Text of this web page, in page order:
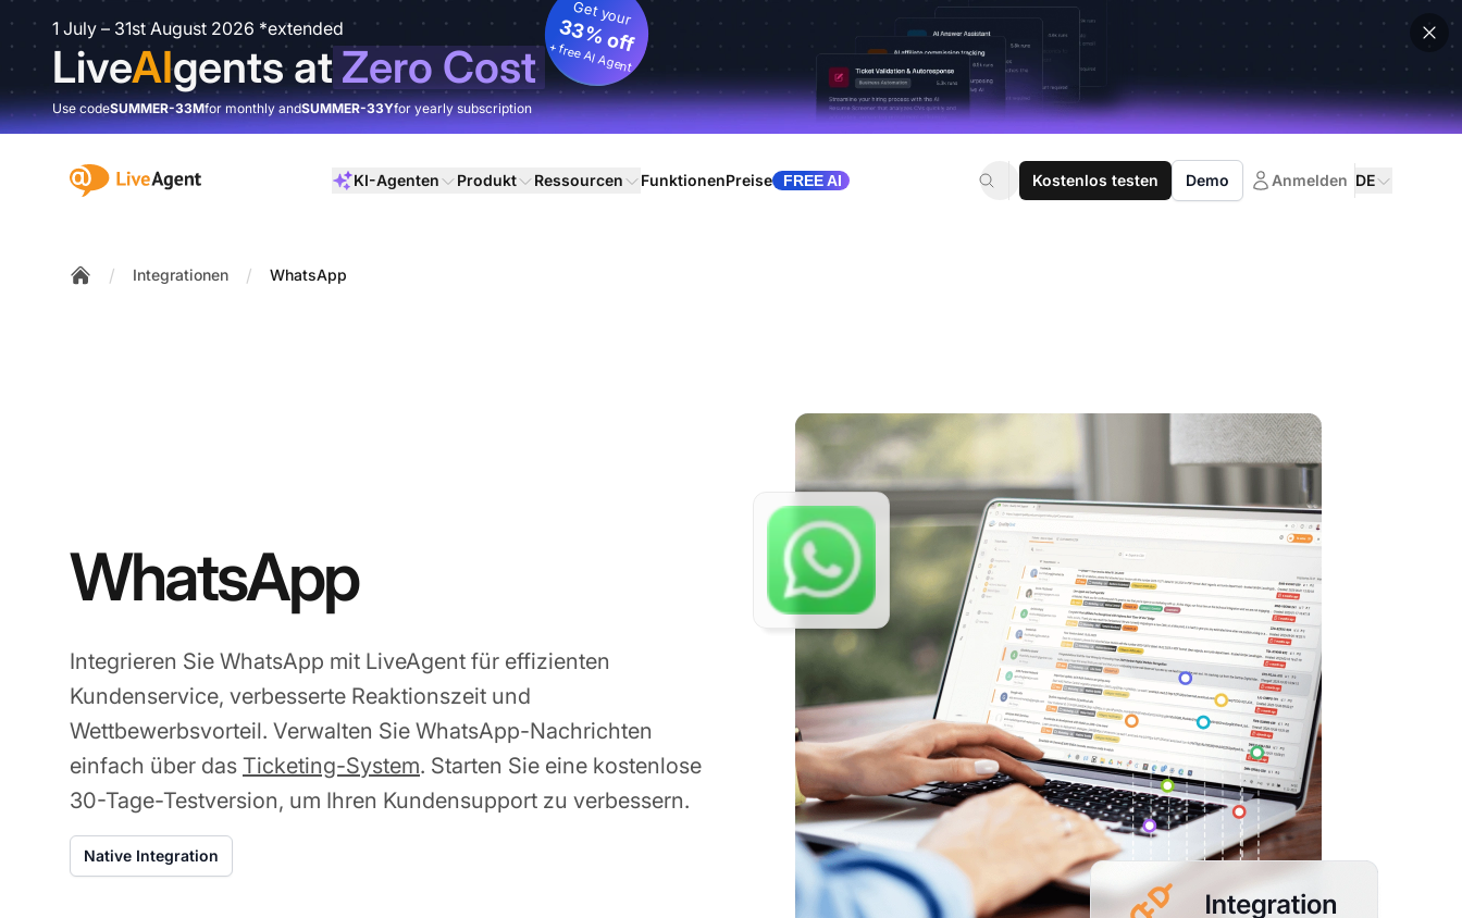
1 July – 31st August 2026 *extended
LiveAIgents atZero Cost
Get your
33% off
+ free AI Agent
Use codeSUMMER-33Mfor monthly andSUMMER-33Yfor yearly subscription
:site.title KI-Agenten Produkt Ressourcen FunktionenPreise FREE AI Kostenlos testen Demo Anmelden DE
/ Integrationen / WhatsApp
WhatsApp
Integrieren Sie WhatsApp mit LiveAgent für effizienten
Kundenservice, verbesserte Reaktionszeit und
Wettbewerbsvorteil. Verwalten Sie WhatsApp-Nachrichten
einfach über das Ticketing-System. Starten Sie eine kostenlose
30-Tage-Testversion, um Ihren Kundensupport zu verbessern.
Native Integration